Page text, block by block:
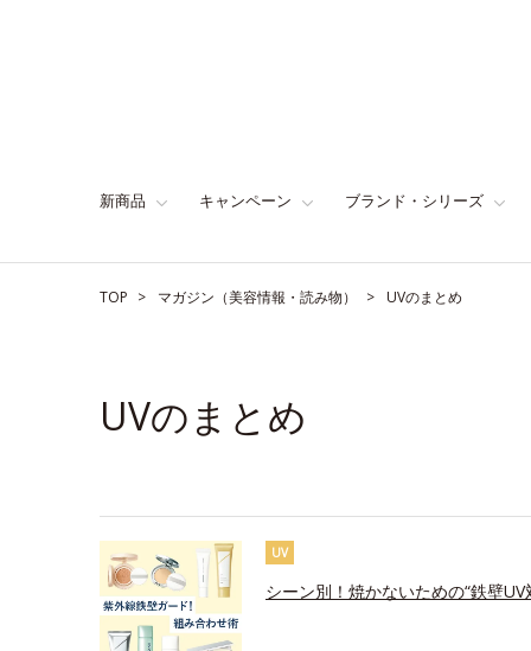
新商品 キャンペーン ブランド・シリーズ
TOP マガジン（美容情報・読み物） UVのまとめ
UVのまとめ
UV
シーン別！焼かないための“鉄壁